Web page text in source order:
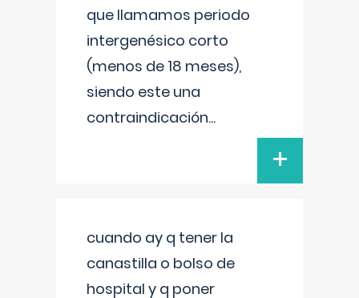
que llamamos periodo
intergenésico corto
(menos de 18 meses),
siendo este una
contraindicación...
+
cuando ay q tener la
canastilla o bolso de
hospital y q poner